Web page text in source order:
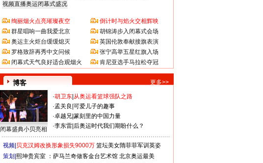
视频直播奥运闭幕式盛况
绚丽烟火点亮璀璨夜空
群星唱响一曲我爱北京
奥运主火炬台缓缓熄灭
罗格致辞再秀中文问候
闭幕式天气良好适合观烟火
倒计时与焰火交相辉映
胡锦涛步入闭幕式会场
英国伦敦奉献接旗表演
张宁高举五星红旗入场
肯尼亚选手马拉松夺冠
博客 更多>>
闭幕盛典小贝亮相
·胡卫东 从奥运看篮球强队之路
·孟关良 可爱儿子的趣事
·卓越兄 篆刻里的中国力量
·李东雷 后奥运时代我们期盼什么？
视频| 贝克汉姆改换形象损失9000万 篮坛美女隋菲菲军训英姿
策划| 熙坤贵宾室 ：萨马兰奇做客金台艺术馆 北京奥运最美